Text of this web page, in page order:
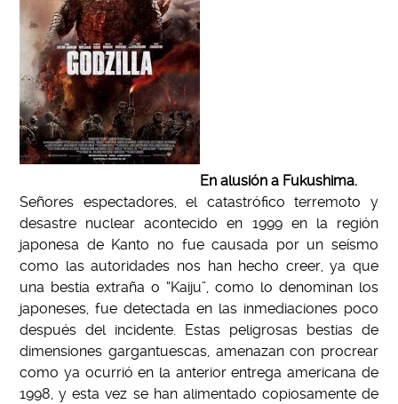
En alusión a Fukushima.
Señores espectadores, el catastrófico terremoto y
desastre nuclear acontecido en 1999 en la región
japonesa de Kanto no fue causada por un seísmo
como las autoridades nos han hecho creer, ya que
una bestia extraña o “Kaiju”, como lo denominan los
japoneses, fue detectada en las inmediaciones poco
después del incidente. Estas peligrosas bestias de
dimensiones gargantuescas, amenazan con procrear
como ya ocurrió en la anterior entrega americana de
1998, y esta vez se han alimentado copiosamente de